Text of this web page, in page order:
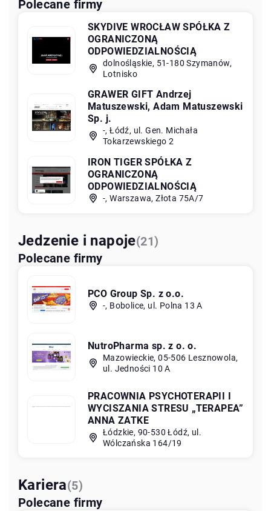
Polecane firmy
SKYDIVE WROCŁAW SPÓŁKA Z
OGRANICZONĄ
ODPOWIEDZIALNOŚCIĄ
dolnośląskie, 51-180 Szymanów,
Lotnisko
GRAWER GIFT Andrzej
Matuszewski, Adam Matuszewski
Sp. j.
-, Łódź, ul. Gen. Michała
Tokarzewskiego 2
IRON TIGER SPÓŁKA Z
OGRANICZONĄ
ODPOWIEDZIALNOŚCIĄ
-, Warszawa, Złota 75A/7
Jedzenie i napoje(21)
Polecane firmy
PCO Group Sp. z o.o.
-, Bobolice, ul. Polna 13 A
NutroPharma sp. z o. o.
Mazowieckie, 05-506 Lesznowola,
ul. Jedności 10 A
PRACOWNIA PSYCHOTERAPII I
WYCISZANIA STRESU „TERAPEA”
ANNA ZATKE
Łódzkie, 90-530 Łódź, ul.
Wólczańska 164/19
Kariera(5)
Polecane firmy